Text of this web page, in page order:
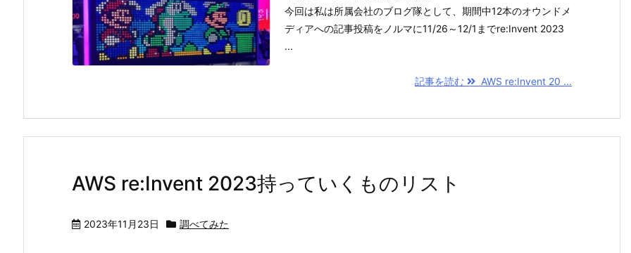
今回は私は所属会社のブログ隊として、期間中12本のオウンドメ
ディアへの記事投稿をノルマに11/26～12/1までre:Invent 2023
...
記事を読む AWS re:Invent 20 ...
AWS re:Invent 2023持っていくものリスト
2023年11月23日 調べてみた